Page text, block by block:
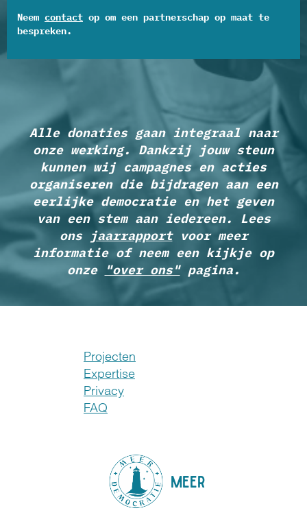
Neem contact op om een partnerschap op maat te
bespreken.
Alle donaties gaan integraal naar
onze werking. Dankzij jouw steun
kunnen wij campagnes en acties
organiseren die bijdragen aan een
eerlijke democratie en het geven
van een stem aan iedereen. Lees
ons jaarrapportvoor meer
informatie of neem een kijkje op
onze
"over ons"pagina.
Projecten
Expertise
Privacy
FAQ
MEER